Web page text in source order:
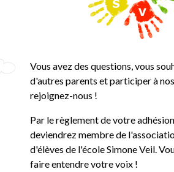
Vous avez des questions, vous
d'autres parents et participer à
rejoignez-nous !
Par le règlement de votre
deviendrez membre de
d'élèves de l'école Simone Veil.
faire entendre votre voix !